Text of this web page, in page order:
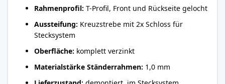
Rahmenprofil: T-Profil, Front und Rückseite gelocht
Aussteifung: Kreuzstrebe mit 2x Schloss für
Stecksystem
Oberfläche: komplett verzinkt
Materialstärke Ständerrahmen: 1,0 mm